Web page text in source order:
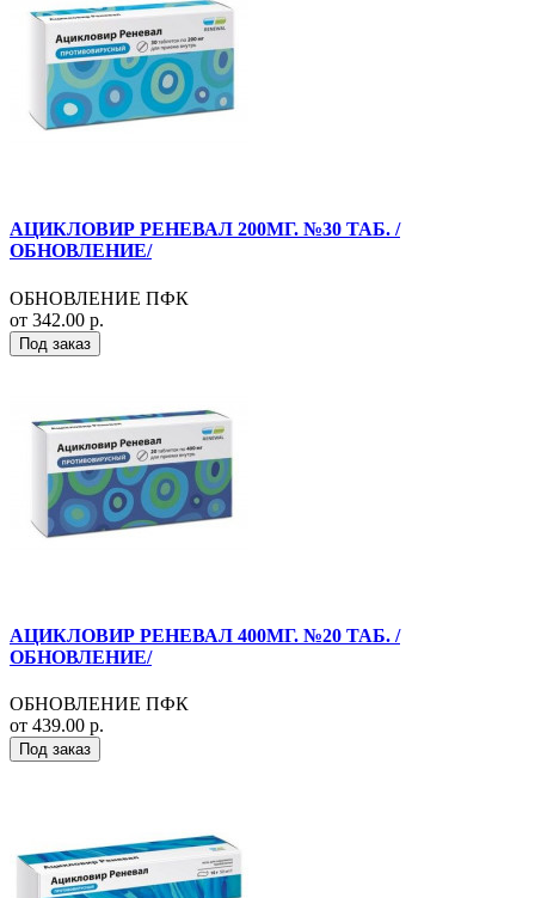
АЦИКЛОВИР РЕНЕВАЛ 200МГ. №30 ТАБ. /
ОБНОВЛЕНИЕ/
ОБНОВЛЕНИЕ ПФК
от 342.00 р.
Под заказ
АЦИКЛОВИР РЕНЕВАЛ 400МГ. №20 ТАБ. /
ОБНОВЛЕНИЕ/
ОБНОВЛЕНИЕ ПФК
от 439.00 р.
Под заказ